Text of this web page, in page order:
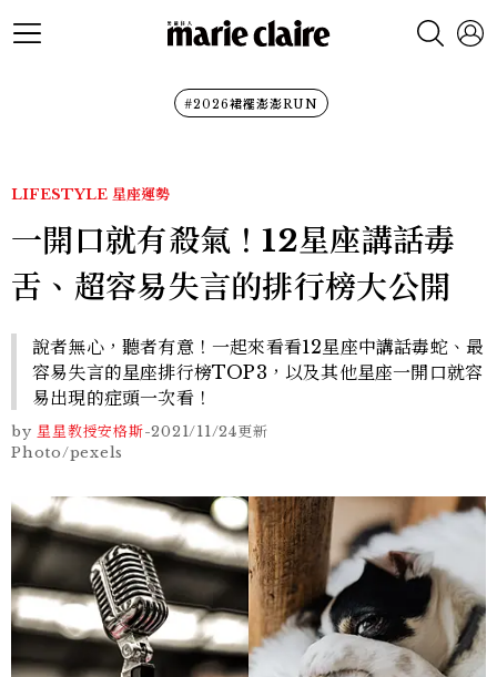
#2026裙襬澎澎RUN
LIFESTYLE 星座運勢
一開口就有殺氣！12星座講話毒
舌、超容易失言的排行榜大公開
說者無心，聽者有意！一起來看看12星座中講話毒蛇、最
容易失言的星座排行榜TOP3，以及其他星座一開口就容
易出現的症頭一次看！
by 星星教授安格斯-2021/11/24更新
Photo/pexels